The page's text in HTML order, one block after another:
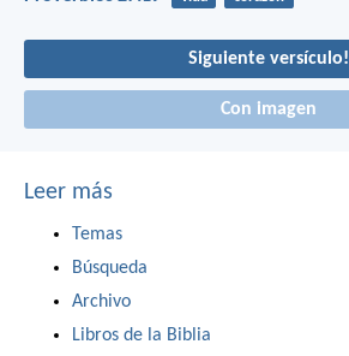
Siguiente versículo!
Con imagen
Leer más
Temas
Búsqueda
Archivo
Libros de la Biblia